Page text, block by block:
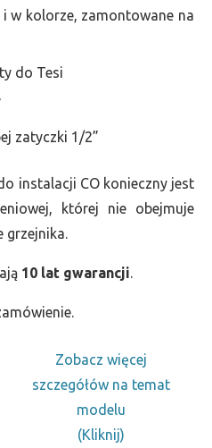
i w kolorze, zamontowane na
do Tesi
zatyczki 1/2”
instalacji CO konieczny jest
której nie obejmuje
grzejnika.
10 lat gwarancji.
Zobacz więcej
szczegółów na temat
modelu
(Kliknij)